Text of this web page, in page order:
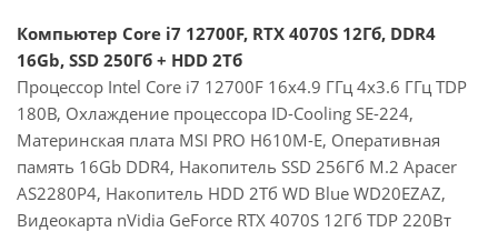
Компьютер Core i7 12700F, RTX 4070S 12Гб, DDR4
16Gb, SSD 250Гб + HDD 2Тб
Процессор Intel Core i7 12700F 16x4.9 ГГц 4x3.6 ГГц TDP
180В, Охлаждение процессора ID-Cooling SE-224,
Материнская плата MSI PRO H610M-E, Оперативная
память 16Gb DDR4, Накопитель SSD 256Гб M.2 Apacer
AS2280P4, Накопитель HDD 2Тб WD Blue WD20EZAZ,
Видеокарта nVidia GeForce RTX 4070S 12Гб TDP 220Вт